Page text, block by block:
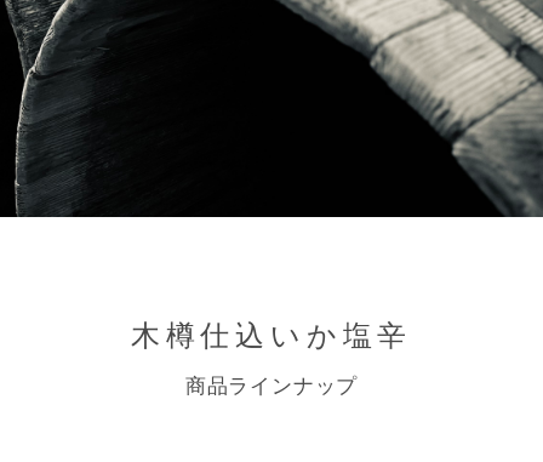
木樽仕込いか塩辛
商品ラインナップ